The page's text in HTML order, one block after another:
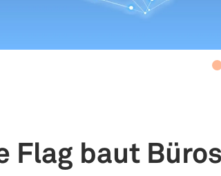
Flag baut